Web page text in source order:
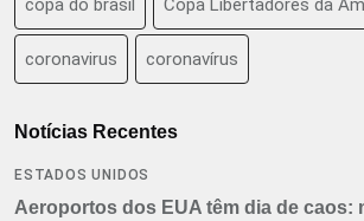
copa do brasil Copa Libertadores da
coronavirus coronavírus
Notícias Recentes
ESTADOS UNIDOS
Aeroportos dos EUA têm dia de caos: